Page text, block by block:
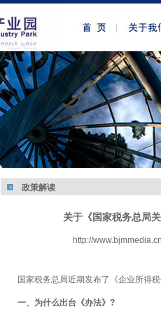
政策解读
关于《国家税务总局
http://www.bjmmedia.cn
国家税务总局近期发布了《企业所得
一、为什么出台《办法》?